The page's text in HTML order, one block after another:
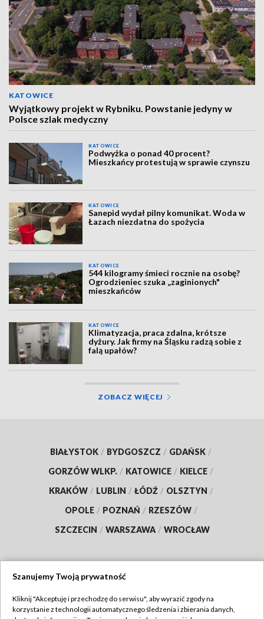
KATOWICE
Wyjątkowy projekt w Rybniku. Powstanie jedyny w
Polsce szlak medyczny
KATOWICE
Podwyżka o ponad 40 procent?
Mieszkańcy protestują w sprawie czynszu
KATOWICE
Sanepid wydał pilny komunikat. Woda w
Łazach niezdatna do spożycia
KATOWICE
544 kilogramy śmieci rocznie na osobę?
Ogrodzieniec szuka „zaginionych"
mieszkańców
KATOWICE
Klimatyzacja, praca zdalna, krótsze
dyżury. Jak firmy na Śląsku radzą sobie z
falą upałów?
ZOBACZ WIĘCEJ
BIAŁYSTOK / BYDGOSZCZ / GDAŃSK /
GORZÓW WLKP. / KATOWICE / KIELCE /
KRAKÓW / LUBLIN / ŁÓDŹ / OLSZTYN /
OPOLE / POZNAŃ / RZESZÓW /
SZCZECIN / WARSZAWA / WROCŁAW
TVP
Szanujemy Twoją prywatność
Kliknij "Akceptuję i przechodzę do serwisu", aby wyrazić zgody na
korzystanie z technologii automatycznego śledzenia i zbierania danych,